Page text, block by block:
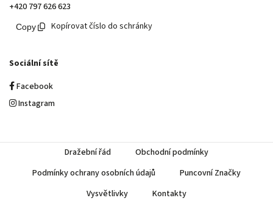
+420 797 626 623
Kopírovat číslo do schránky
Sociální sítě
Facebook
Instagram
Dražební řád
Obchodní podmínky
Podmínky ochrany osobních údajů
Puncovní Značky
Vysvětlivky
Kontakty